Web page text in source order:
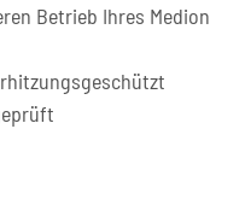
Betrieb Ihres Medion